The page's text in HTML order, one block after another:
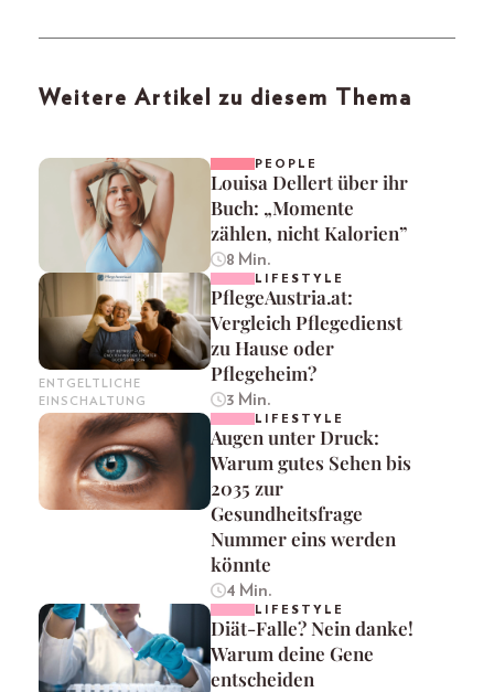
Weitere Artikel zu diesem Thema
PEOPLE
Louisa Dellert über ihr
Buch: „Momente
zählen, nicht Kalorien”
8 Min.
ENTGELTLICHE
EINSCHALTUNG
LIFESTYLE
PflegeAustria.at:
Vergleich Pflegedienst
zu Hause oder
Pflegeheim?
3 Min.
LIFESTYLE
Augen unter Druck:
Warum gutes Sehen bis
2035 zur
Gesundheitsfrage
Nummer eins werden
könnte
4 Min.
LIFESTYLE
Diät-Falle? Nein danke!
Warum deine Gene
entscheiden